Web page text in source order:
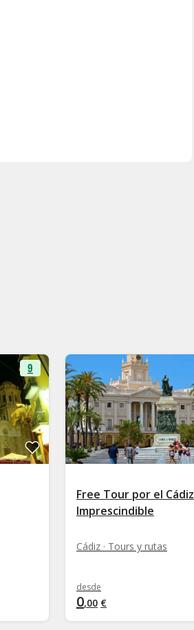
9
Free Tour por el Cádiz
Imprescindible
Cádiz · Tours y rutas
desde
0,00 €